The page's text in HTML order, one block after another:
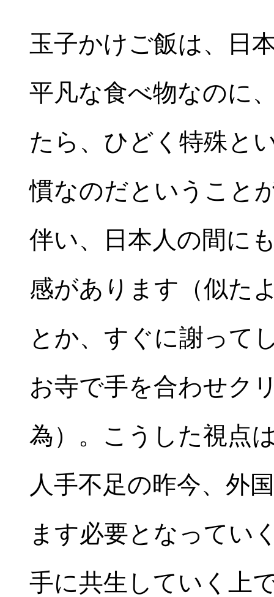
玉子かけご飯は、日
平凡な食べ物なのに
たら、ひどく特殊と
慣なのだということ
伴い、日本人の間に
感があります（似た
とか、すぐに謝って
お寺で手を合わせク
為）。こうした視点
人手不足の昨今、外
ます必要となってい
手に共生していく上